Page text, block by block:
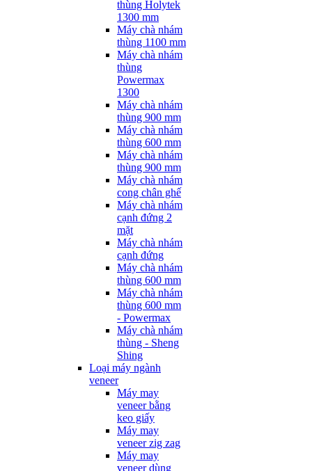
thùng Holytek
1300 mm
Máy chà nhám
thùng 1100 mm
Máy chà nhám
thùng
Powermax
1300
Máy chà nhám
thùng 900 mm
Máy chà nhám
thùng 600 mm
Máy chà nhám
thùng 900 mm
Máy chà nhám
cong chân ghế
Máy chà nhám
cạnh đứng 2
mặt
Máy chà nhám
cạnh đứng
Máy chà nhám
thùng 600 mm
Máy chà nhám
thùng 600 mm
- Powermax
Máy chà nhám
thùng - Sheng
Shing
Loại máy ngành
veneer
Máy may
veneer bằng
keo giấy
Máy may
veneer zig zag
Máy may
veneer dùng